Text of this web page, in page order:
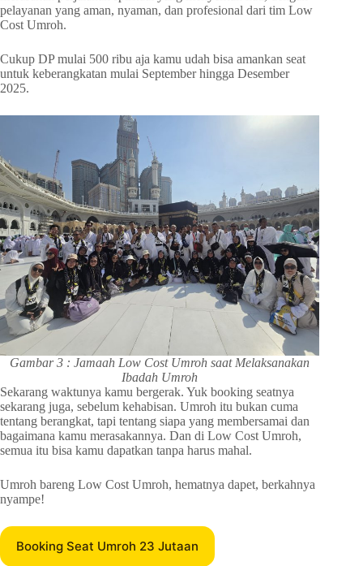
pelayanan yang aman, nyaman, dan profesional dari tim Low
Cost Umroh.
Cukup DP mulai 500 ribu aja kamu udah bisa amankan seat
untuk keberangkatan mulai September hingga Desember
2025.
Gambar 3 : Jamaah Low Cost Umroh saat Melaksanakan
Ibadah Umroh
Sekarang waktunya kamu bergerak. Yuk booking seatnya
sekarang juga, sebelum kehabisan. Umroh itu bukan cuma
tentang berangkat, tapi tentang siapa yang membersamai dan
bagaimana kamu merasakannya. Dan di Low Cost Umroh,
semua itu bisa kamu dapatkan tanpa harus mahal.
Umroh bareng Low Cost Umroh, hematnya dapet, berkahnya
nyampe!
Booking Seat Umroh 23 Jutaan